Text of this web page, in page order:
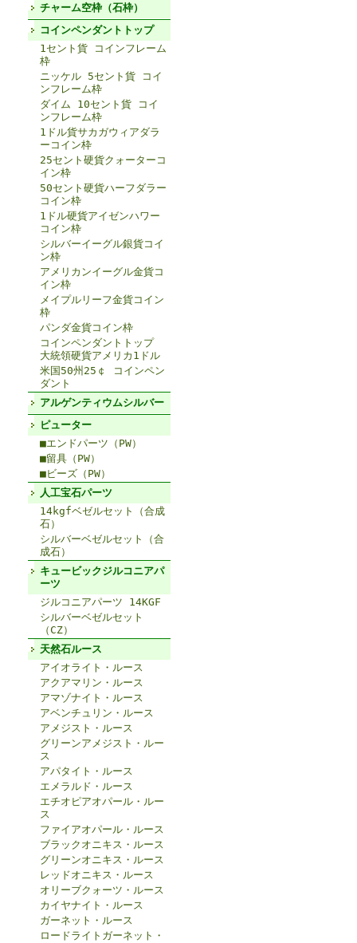
チャーム空枠（石枠）
コインペンダントトップ
1セント貨 コインフレーム
枠
ニッケル 5セント貨 コイ
ンフレーム枠
ダイム 10セント貨 コイ
ンフレーム枠
1ドル貨サカガウィアダラ
ーコイン枠
25セント硬貨クォーターコ
イン枠
50セント硬貨ハーフダラー
コイン枠
1ドル硬貨アイゼンハワー
コイン枠
シルバーイーグル銀貨コイ
ン枠
アメリカンイーグル金貨コ
イン枠
メイプルリーフ金貨コイン
枠
パンダ金貨コイン枠
コインペンダントトップ
大統領硬貨アメリカ1ドル
米国50州25￠ コインペン
ダント
アルゲンティウムシルバー
ピューター
■エンドパーツ（PW）
■留具（PW）
■ビーズ（PW）
人工宝石パーツ
14kgfベゼルセット（合成
石）
シルバーベゼルセット（合
成石）
キュービックジルコニアパ
ーツ
ジルコニアパーツ 14KGF
シルバーベゼルセット
（CZ）
天然石ルース
アイオライト・ルース
アクアマリン・ルース
アマゾナイト・ルース
アベンチュリン・ルース
アメジスト・ルース
グリーンアメジスト・ルー
ス
アパタイト・ルース
エメラルド・ルース
エチオピアオパール・ルー
ス
ファイアオパール・ルース
ブラックオニキス・ルース
グリーンオニキス・ルース
レッドオニキス・ルース
オリーブクォーツ・ルース
カイヤナイト・ルース
ガーネット・ルース
ロードライトガーネット・